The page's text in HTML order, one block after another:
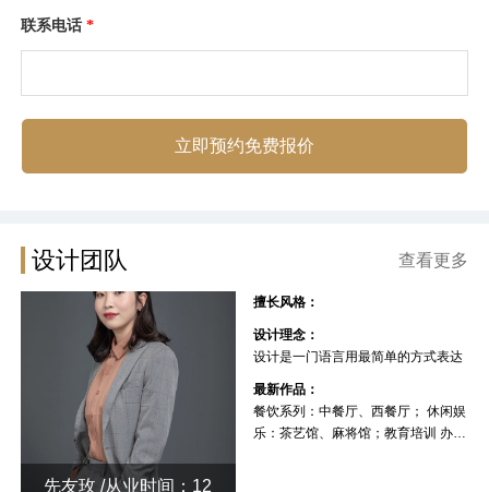
联系电话 *
立即预约免费报价
设计团队 查看更多
先友玫 /从业时间：12
擅长风格：
设计理念：
设计是一门语言用最简单的方式表达
最新作品：
餐饮系列：中餐厅、西餐厅； 休闲娱
乐：茶艺馆、麻将馆；教育培训 办公